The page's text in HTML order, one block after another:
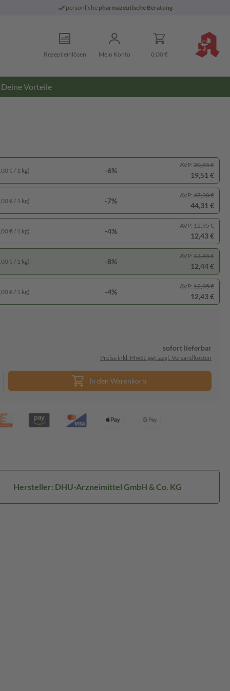
persönliche pharmazeutische Beratung
Rezept einlösen Mein Konto 0,00 €
Deine Vorteile
€ / 1 kg) -6%
AVP: 20,85 €
19,51 €
€ / 1 kg) -7%
AVP: 47,90 €
44,31 €
€ / 1 kg) -4%
AVP: 12,95 €
12,43 €
€ / 1 kg) -8%
AVP: 13,45 €
12,44 €
€ / 1 kg) -4%
AVP: 12,95 €
12,43 €
sofort lieferbar
Preise inkl. MwSt. ggf. zzgl. Versandkosten
In den Warenkorb
Hersteller: DHU-Arzneimittel GmbH & Co. KG